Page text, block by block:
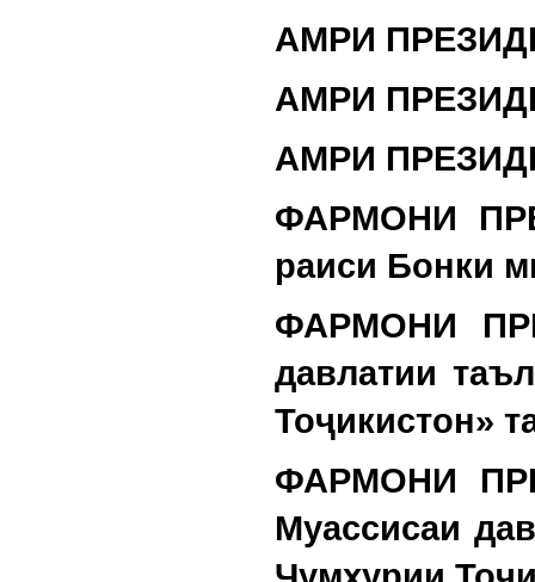
АМРИ
АМРИ
АМРИ
ФАРМОНИ
раиси Бонки
ФАРМОНИ
давлатии
Тоҷикистон»
ФАРМОНИ
Муассисаи